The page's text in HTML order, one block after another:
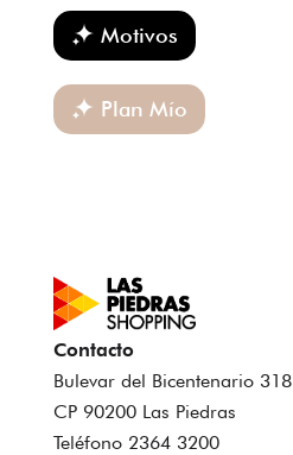
Motivos
Plan Mío
Contacto
Bulevar del Bicentenario 318
CP 90200 Las Piedras
Teléfono 2364 3200